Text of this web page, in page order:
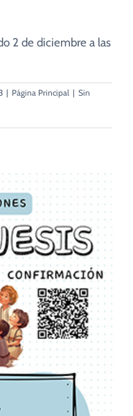
2 de diciembre a las
| Página Principal | Sin